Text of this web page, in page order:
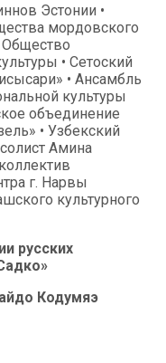
Эстонии •
мордовского
Общество
• Сетоский
• Ансамбль
культуры
объединение
• Узбекский
Амина
г. Нарвы
культурного
русских
Кодумяэ